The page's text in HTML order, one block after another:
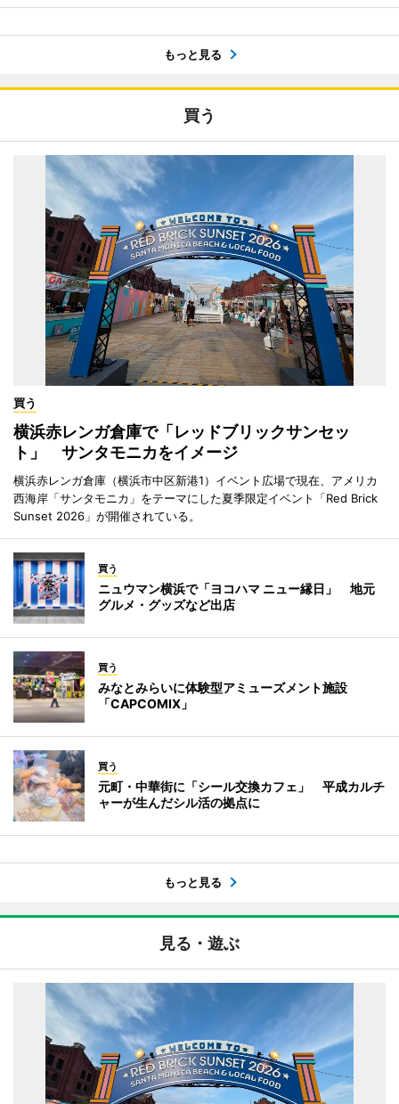
もっと見る
買う
買う
横浜赤レンガ倉庫で「レッドブリックサンセッ
ト」 サンタモニカをイメージ
横浜赤レンガ倉庫（横浜市中区新港1）イベント広場で現在、アメリカ
西海岸「サンタモニカ」をテーマにした夏季限定イベント「Red Brick
Sunset 2026」が開催されている。
買う
ニュウマン横浜で「ヨコハマ ニュー縁日」 地元
グルメ・グッズなど出店
買う
みなとみらいに体験型アミューズメント施設
「CAPCOMIX」
買う
元町・中華街に「シール交換カフェ」 平成カルチ
ャーが生んだシル活の拠点に
もっと見る
見る・遊ぶ